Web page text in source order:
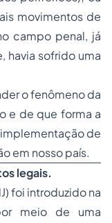
movimentos de
campo penal, já
havia sofrido uma
o fenômeno da
e de que forma a
de
em nosso país.
legais.
foi introduzido na
meio de uma